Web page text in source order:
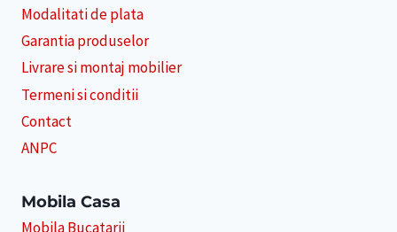
Modalitati de plata
Garantia produselor
Livrare si montaj mobilier
Termeni si conditii
Contact
ANPC
Mobila Casa
Mobila Bucatarii